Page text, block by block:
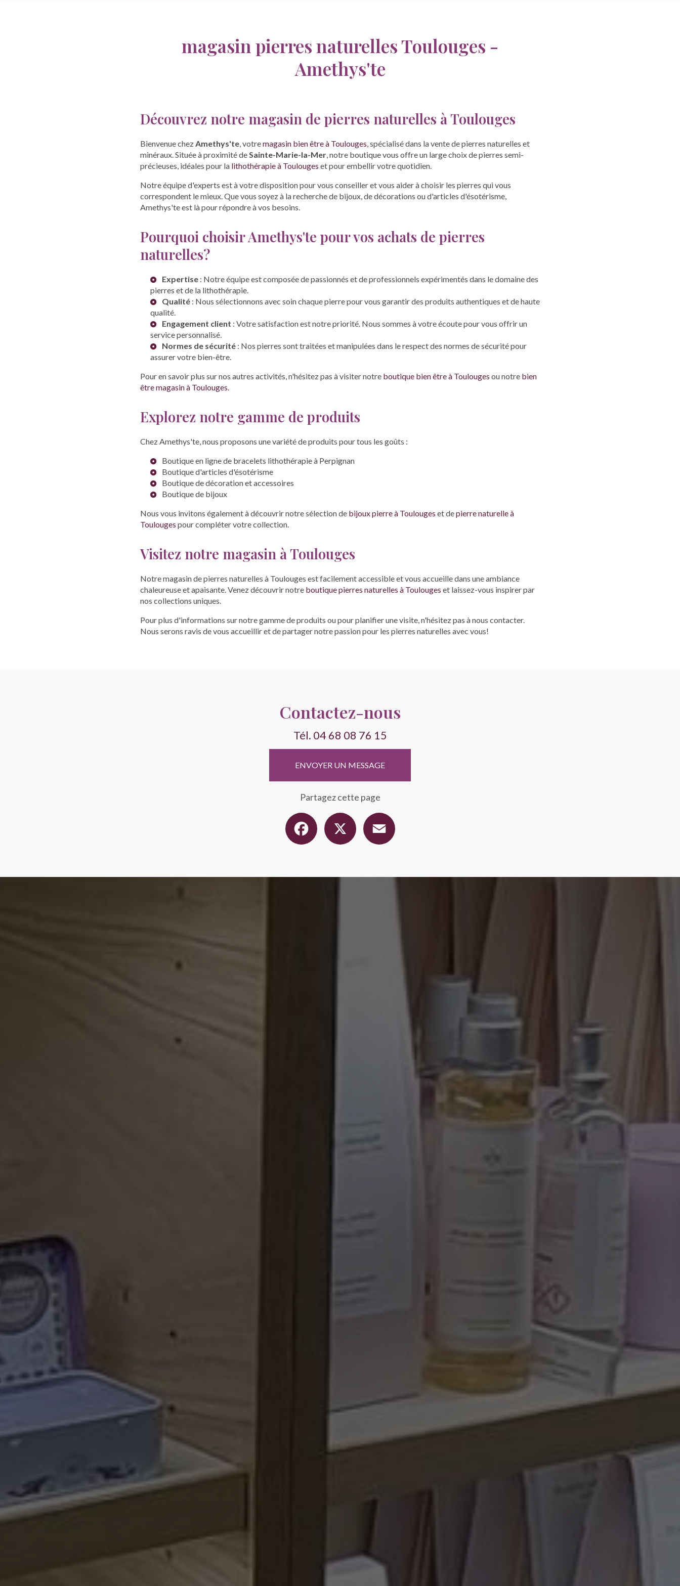
magasin pierres naturelles Toulouges -
Amethys'te
Découvrez notre magasin de pierres naturelles à Toulouges
Bienvenue chezAmethys'te, votremagasin bien être à Toulouges, spécialisé dans la vente de pierres naturelles et
minéraux. Située à proximité deSainte-Marie-la-Mer, notre boutique vous offre un large choix de pierres semi-
précieuses, idéales pour la lithothérapie à Toulouges et pour embellir votre quotidien.
Notre équipe d'experts est à votre disposition pour vous conseiller et vous aider à choisir les pierres qui vous
correspondent le mieux. Que vous soyez à la recherche de bijoux, de décorations ou d'articles d'ésotérisme,
Amethys'te est là pour répondre à vos besoins.
Pourquoi choisir Amethys'te pour vos achats de pierres
naturelles?
Expertise : Notre équipe est composée de passionnés et de professionnels expérimentés dans le domaine des
pierres et de la lithothérapie.
Qualité : Nous sélectionnons avec soin chaque pierre pour vous garantir des produits authentiques et de haute
qualité.
Engagement client : Votre satisfaction est notre priorité. Nous sommes à votre écoute pour vous offrir un
service personnalisé.
Normes de sécurité : Nos pierres sont traitées et manipulées dans le respect des normes de sécurité pour
assurer votre bien-être.
Pour en savoir plus sur nos autres activités, n'hésitez pas à visiter notre boutique bien être à Toulouges ou notre bien
être magasin à Toulouges.
Explorez notre gamme de produits
Chez Amethys'te, nous proposons une variété de produits pour tous les goûts :
Boutique en ligne de bracelets lithothérapie à Perpignan
Boutique d'articles d'ésotérisme
Boutique de décoration et accessoires
Boutique de bijoux
Nous vous invitons également à découvrir notre sélection de bijoux pierre à Toulouges et depierre naturelle à
Toulouges pour compléter votre collection.
Visitez notre magasin à Toulouges
Notre magasin de pierres naturelles à Toulouges est facilement accessible et vous accueille dans une ambiance
chaleureuse et apaisante. Venez découvrir notre boutique pierres naturelles à Toulouges et laissez-vous inspirer par
nos collections uniques.
Pour plus d'informations sur notre gamme de produits ou pour planifier une visite, n'hésitez pas à nous contacter.
Nous serons ravis de vous accueillir et de partager notre passion pour les pierres naturelles avec vous!
Contactez-nous
Tél. 04 68 08 76 15
ENVOYER UN MESSAGE
Partagez cette page
Facebook